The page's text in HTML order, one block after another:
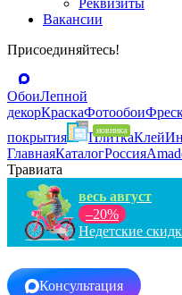
Реквизиты
Вакансии
Присоединяйтесь!
ОбоиЛепной
декорКраскаФотообои
покрытия
ПлиткаКлей
ГлавнаяКаталогРоссия
Травиата
весь август
–20%
Недетские
Консультация